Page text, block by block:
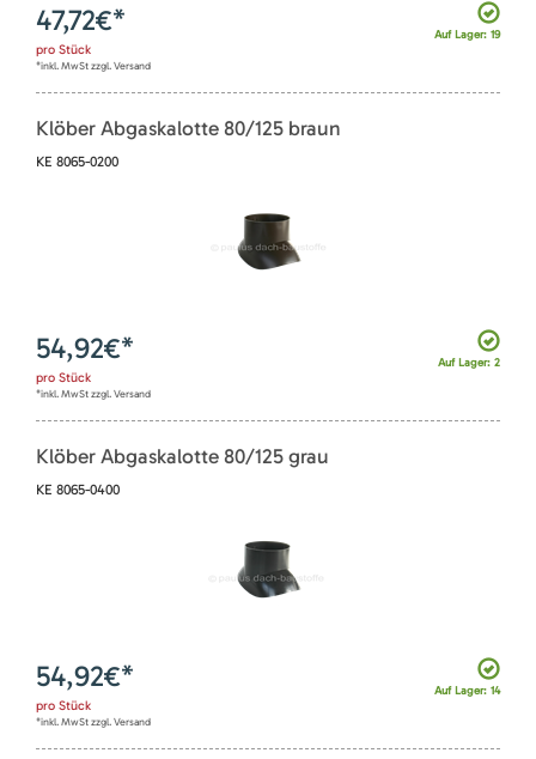
Auf Lager: 19
47,72€*
pro Stück
*inkl. MwSt zzgl. Versand
Klöber Abgaskalotte 80/125 braun
KE 8065-0200
Auf Lager: 2
54,92€*
pro Stück
*inkl. MwSt zzgl. Versand
Klöber Abgaskalotte 80/125 grau
KE 8065-0400
Auf Lager: 14
54,92€*
pro Stück
*inkl. MwSt zzgl. Versand